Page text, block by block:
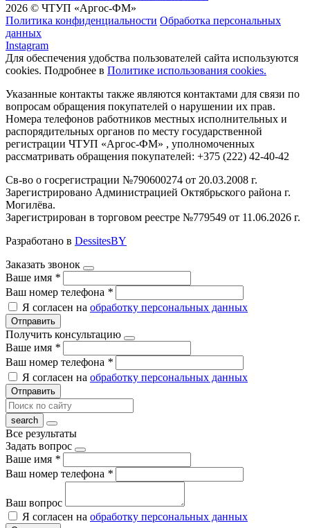
2026 © ЧТУП «Аргос-ФМ»
Политика конфиденциальности Обработка персональных
данных
Instagram
Для обеспечения удобства пользователей сайта используются
cookies. Подробнее в Политике использования cookies.
Указанные контакты также являются контактами для связи по
вопросам обращения покупателей о нарушении их прав.
Номера телефонов работников местных исполнительных и
распорядительных органов по месту государственной
регистрации ЧТУП «Аргос-ФМ» , уполномоченных
рассматривать обращения покупателей: +375 (222) 42-40-42
Св-во о госрегистрации №790600274 от 20.03.2008 г.
Зарегистрировано Администрацией Октябрьского района г.
Могилёва.
Зарегистрирован в торговом реестре №779549 от 11.06.2026 г.
Разработано в DessitesBY
Заказать звонок
Ваше имя *
Ваш номер телефона *
Я согласен на обработку персональных данных
Отправить
Получить консультацию
Ваше имя *
Ваш номер телефона *
Я согласен на обработку персональных данных
Отправить
Все результаты
Задать вопрос
Ваше имя *
Ваш номер телефона *
Ваш вопрос
Я согласен на обработку персональных данных